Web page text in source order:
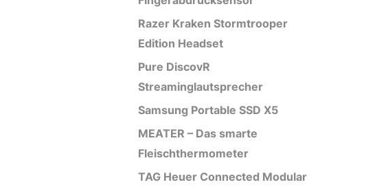
Razer Kraken Stormtrooper
Edition Headset
Pure DiscovR
Streaminglautsprecher
Samsung Portable SSD X5
MEATER – Das smarte
Fleischthermometer
TAG Heuer Connected Modular